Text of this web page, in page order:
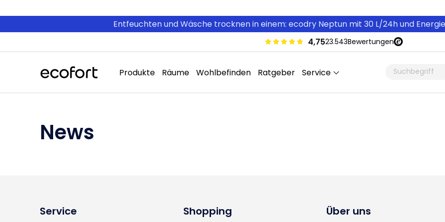
Entfeuchten und Wäsche trocknen in einem: ecodry Neptun mit 30 L/24h und
4,7523.543Bewertungen
Produkte Räume Wohlbefinden Ratgeber Service
News
Service Shopping Über uns